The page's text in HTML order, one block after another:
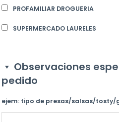
PROFAMILIAR DROGUERIA
SUPERMERCADO LAURELES
Observaciones
pedido
ejem: tipo de presas/salsas/tosty/